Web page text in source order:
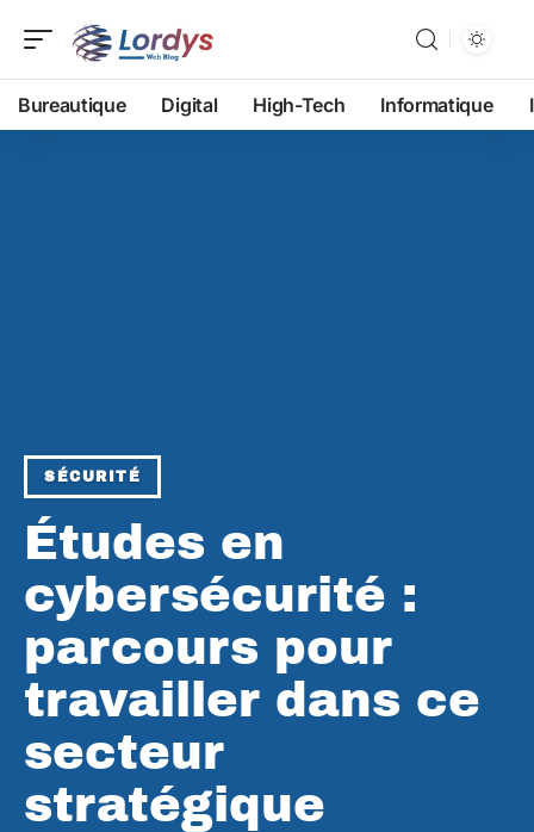
Bureautique Digital High-Tech Informatique
SÉCURITÉ
Études en
cybersécurité :
parcours pour
travailler dans ce
secteur
stratégique